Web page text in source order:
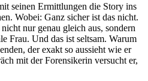
seinen Ermittlungen die Story ins
Wobei: Ganz sicher ist das nicht.
nur genau gleich aus, sondern
Frau. Und das ist seltsam. Warum
der exakt so aussieht wie er
mit der Forensikerin versucht er,